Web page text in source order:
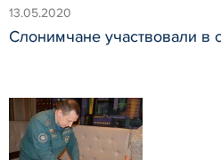
13.05.2020
Слонимчане участвовали в